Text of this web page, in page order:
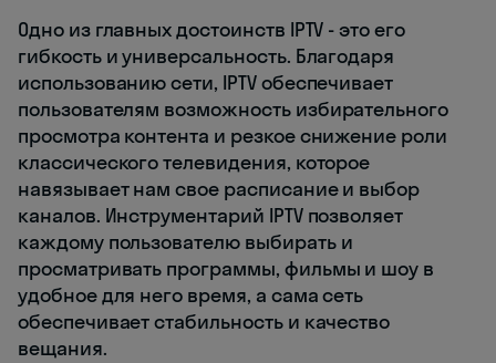
Одно из главных достоинств IPTV - это его
гибкость и универсальность. Благодаря
использованию сети, IPTV обеспечивает
пользователям возможность избирательного
просмотра контента и резкое снижение роли
классического телевидения, которое
навязывает нам свое расписание и выбор
каналов. Инструментарий IPTV позволяет
каждому пользователю выбирать и
просматривать программы, фильмы и шоу в
удобное для него время, а сама сеть
обеспечивает стабильность и качество
вещания.